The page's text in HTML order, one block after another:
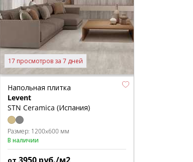
17 просмотров за 7 дней
Напольная плитка
Levent
STN Ceramica (Испания)
Размер: 1200x600 мм
В наличии